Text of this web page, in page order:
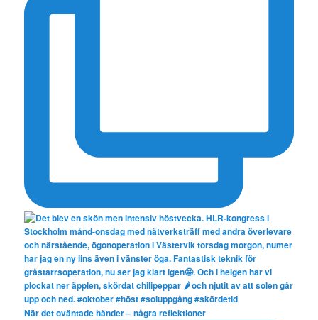
När det oväntade händer – några reflektioner